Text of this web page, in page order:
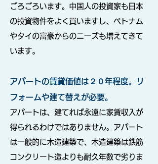
ごろごろいます。中国人の投資家も日本
の投資物件をよく買いますし、ベトナム
やタイの富豪からのニーズも増えてきて
います。
アパートの賃貸価値は２０年程度。リ
フォームや建て替えが必要。
アパートは、建てれば永遠に家賃収入が
得られるわけではありません。アパート
は一般的に木造建築で、木造建築は鉄筋
コンクリート造よりも耐久年数で劣りま